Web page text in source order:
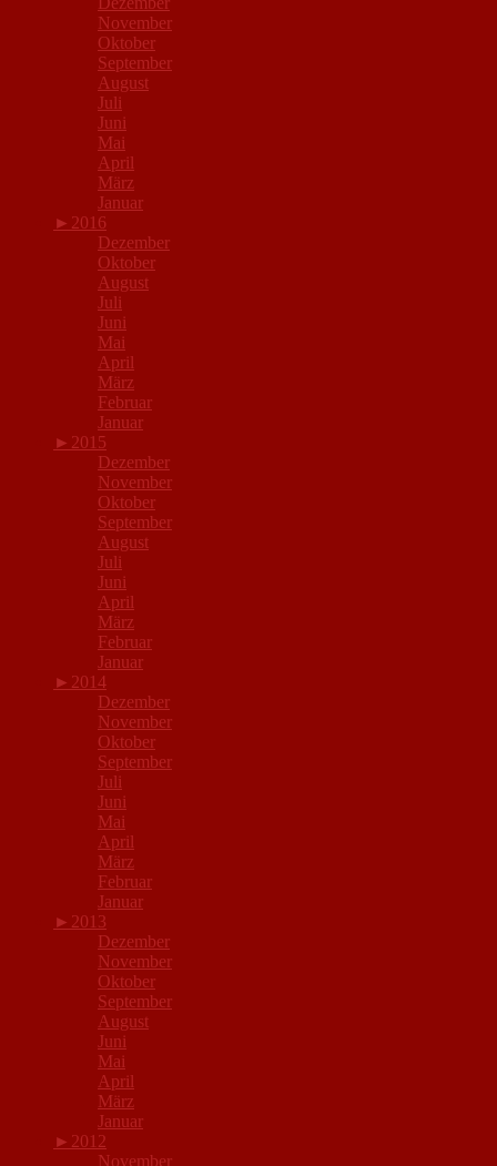
November
Oktober
September
August
Juli
Juni
Mai
April
März
Januar
► 2016
Dezember
Oktober
August
Juli
Juni
Mai
April
März
Februar
Januar
► 2015
Dezember
November
Oktober
September
August
Juli
Juni
April
März
Februar
Januar
► 2014
Dezember
November
Oktober
September
Juli
Juni
Mai
April
März
Februar
Januar
► 2013
Dezember
November
Oktober
September
August
Juni
Mai
April
März
Januar
► 2012
November